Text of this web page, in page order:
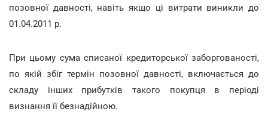
позовної давності, навіть якщо ці витрати виникли до
01.04.2011 р.
При цьому сума списаної кредиторської заборгованості,
по якій збіг термін позовної давності, включається до
складу інших прибутків такого покупця в періоді
визнання її безнадійною.